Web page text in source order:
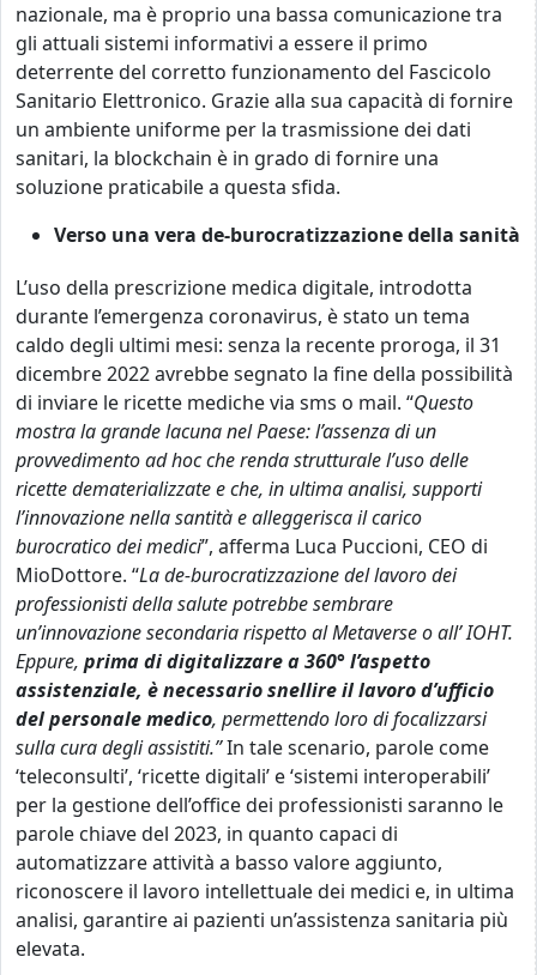
nazionale, ma è proprio una bassa comunicazione tra
gli attuali sistemi informativi a essere il primo
deterrente del corretto funzionamento del Fascicolo
Sanitario Elettronico. Grazie alla sua capacità di fornire
un ambiente uniforme per la trasmissione dei dati
sanitari, la blockchain è in grado di fornire una
soluzione praticabile a questa sfida.
Verso una vera de-burocratizzazione della sanità
L’uso della prescrizione medica digitale, introdotta
durante l’emergenza coronavirus, è stato un tema
caldo degli ultimi mesi: senza la recente proroga, il 31
dicembre 2022 avrebbe segnato la fine della possibilità
di inviare le ricette mediche via sms o mail. “Questo
mostra la grande lacuna nel Paese: l’assenza di un
provvedimento ad hoc che renda strutturale l’uso delle
ricette dematerializzate e che, in ultima analisi, supporti
l’innovazione nella santità e alleggerisca il carico
burocratico dei medici”, afferma Luca Puccioni, CEO di
MioDottore. “La de-burocratizzazione del lavoro dei
professionisti della salute potrebbe sembrare
un’innovazione secondaria rispetto al Metaverse o all’IOHT.
Eppure, prima di digitalizzare a 360° l’aspetto
assistenziale, è necessario snellire il lavoro d’ufficio
del personale medico, permettendo loro di focalizzarsi
sulla cura degli assistiti.”In tale scenario, parole come
‘teleconsulti’, ‘ricette digitali’ e ‘sistemi interoperabili’
per la gestione dell’office dei professionisti saranno le
parole chiave del 2023, in quanto capaci di
automatizzare attività a basso valore aggiunto,
riconoscere il lavoro intellettuale dei medici e, in ultima
analisi, garantire ai pazienti un’assistenza sanitaria più
elevata.